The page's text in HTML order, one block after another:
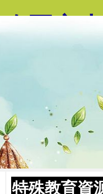
國立
特殊教育資